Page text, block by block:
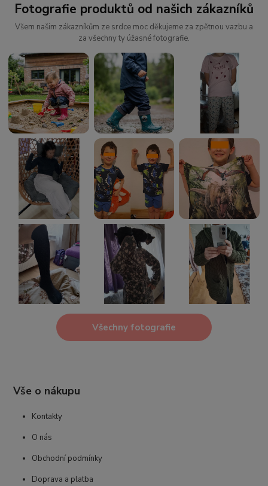
Fotografie produktů od našich zákazníků
Všem našim zákazníkům ze srdce moc děkujeme za zpětnou vazbu a
za všechny ty úžasné fotografie.
Všechny fotografie
Vše o nákupu
Kontakty
O nás
Obchodní podmínky
Doprava a platba